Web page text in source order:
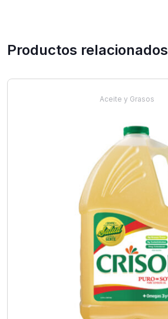
Productos relacionados
Aceite y Grasos